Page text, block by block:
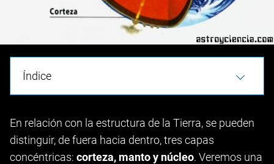
Índice
En relación con la estructura de la Tierra, se pueden
distinguir, de fuera hacia dentro, tres capas
concéntricas: corteza, manto y núcleo. Veremos una